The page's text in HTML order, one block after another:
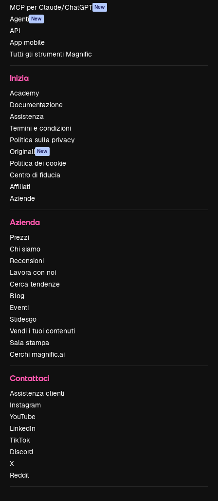
MCP per Claude/ChatGPT New
Agenti New
API
App mobile
Tutti gli strumenti Magnific
Inizia
Academy
Documentazione
Assistenza
Termini e condizioni
Politica sulla privacy
Originali New
Politica dei cookie
Centro di fiducia
Affiliati
Aziende
Azienda
Prezzi
Chi siamo
Recensioni
Lavora con noi
Cerca tendenze
Blog
Eventi
Slidesgo
Vendi i tuoi contenuti
Sala stampa
Cerchi magnific.ai
Contattaci
Assistenza clienti
Instagram
YouTube
LinkedIn
TikTok
Discord
X
Reddit